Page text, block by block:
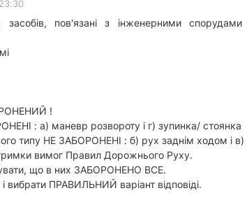
засобів, пов'язані з інженерними
!
: а) маневр розвороту і г) зупинка/ стоянка
типу НЕ ЗАБОРОНЕНІ : б) рух заднім ходом і в)
вимог Правил Дорожнього Руху.
що в них ЗАБОРОНЕНО ВСЕ.
вибрати ПРАВИЛЬНИЙ варіант відповіді.